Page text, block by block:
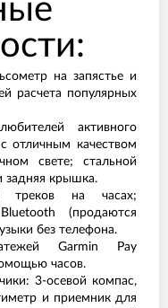
на запястье и
расчета популярных
активного
отличным качеством
свете; стальной
задняя крышка.
на часах;
(продаются
без телефона.
Garmin Pay
часов.
3-осевой компас,
и приемник для